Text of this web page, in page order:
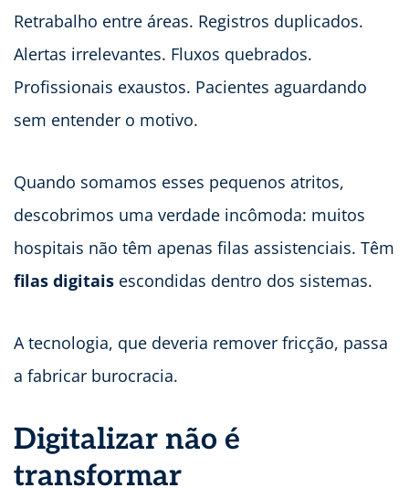
Retrabalho entre áreas. Registros duplicados.
Alertas irrelevantes. Fluxos quebrados.
Profissionais exaustos. Pacientes aguardando
sem entender o motivo.
Quando somamos esses pequenos atritos,
descobrimos uma verdade incômoda: muitos
hospitais não têm apenas filas assistenciais. Têm
filas digitais escondidas dentro dos sistemas.
A tecnologia, que deveria remover fricção, passa
a fabricar burocracia.
Digitalizar não é
transformar